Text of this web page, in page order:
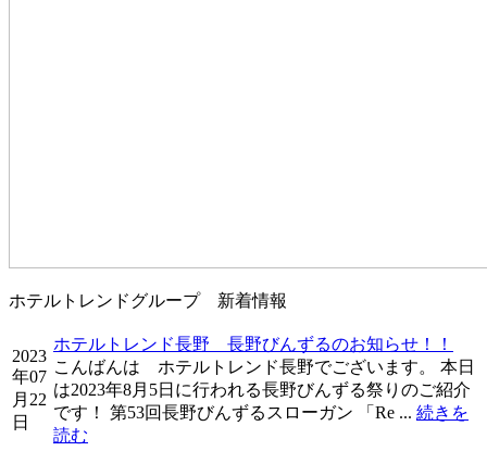
ホテルトレンドグループ 新着情報
2023
年07
月22
日
ホテルトレンド長野 長野びんずるのお知らせ！！
こんばんは ホテルトレンド長野でございます。 本日
は2023年8月5日に行われる長野びんずる祭りのご紹介
です！ 第53回長野びんずるスローガン 「Re ... 続きを
読む